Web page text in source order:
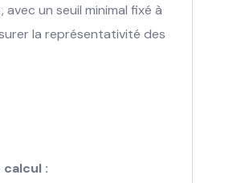
avec un seuil minimal fixé à
la représentativité des
: